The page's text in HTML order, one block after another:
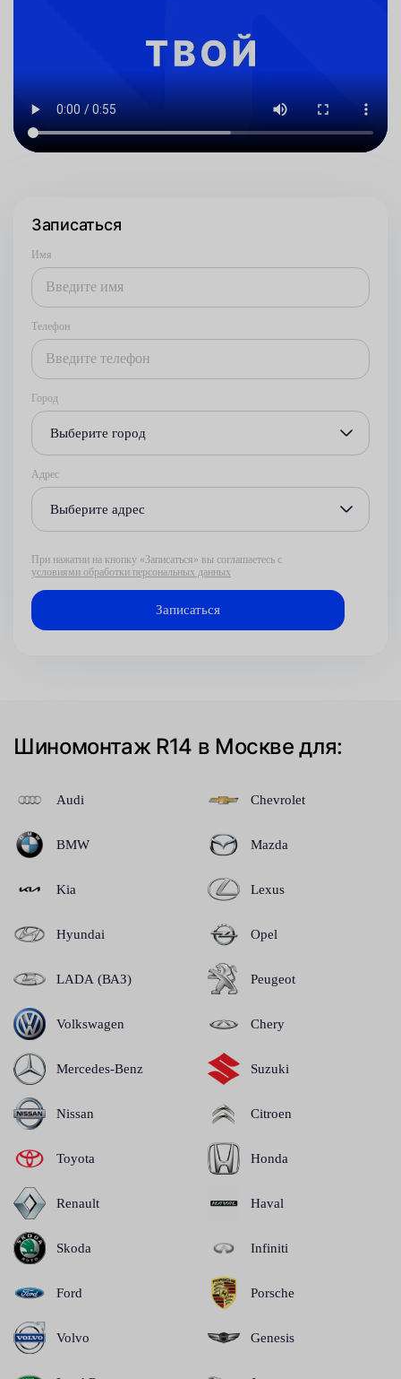
Записаться
Имя
Телефон
Город
Выберите город
Адрес
Выберите адрес
При нажатии на кнопку «Записаться» вы соглашаетесь с
условиями обработки персональных данных
Шиномонтаж R14 в Москве для:
Audi
BMW
Kia
Hyundai
LADA (ВАЗ)
Volkswagen
Mercedes-Benz
Nissan
Toyota
Renault
Skoda
Ford
Volvo
Chevrolet
Mazda
Lexus
Opel
Peugeot
Chery
Suzuki
Citroen
Honda
Haval
Infiniti
Porsche
Genesis